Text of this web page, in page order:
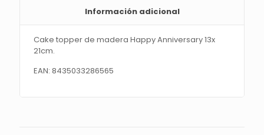
Información adicional
Cake topper de madera Happy Anniversary 13x
21cm.
EAN: 8435033286565